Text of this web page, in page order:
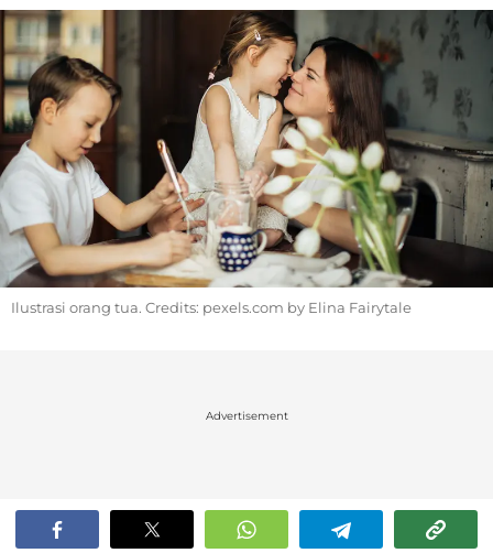
Ilustrasi orang tua. Credits: pexels.com by Elina Fairytale
Advertisement